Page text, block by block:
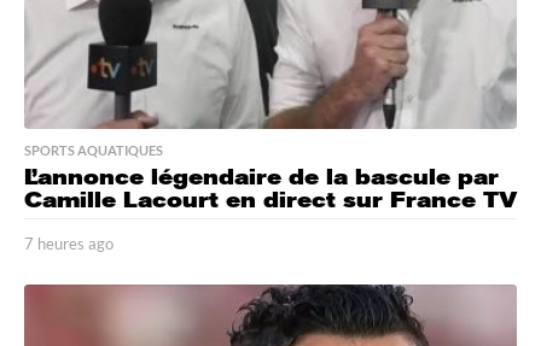
SPORTS AQUATIQUES
L’annonce légendaire de la bascule par
Camille Lacourt en direct sur France TV
7 heures ago
e